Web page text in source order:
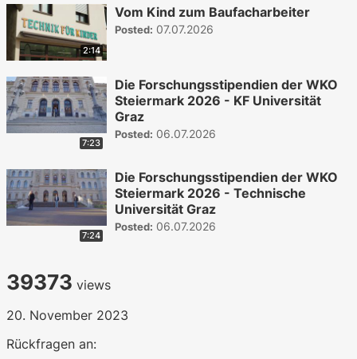
2:14
Vom Kind zum Baufacharbeiter
Posted: 07.07.2026
7:23
Die Forschungsstipendien der WKO
Steiermark 2026 - KF Universität
Graz
Posted: 06.07.2026
7:24
Die Forschungsstipendien der WKO
Steiermark 2026 - Technische
Universität Graz
Posted: 06.07.2026
39373 views
20. November 2023
Rückfragen an: